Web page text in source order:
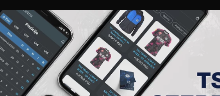
„A” CSAPAT TAGSÁG JEGYEK AKKREDITÁCIÓ KLUB AKADÉMIA NŐI CSAPAT